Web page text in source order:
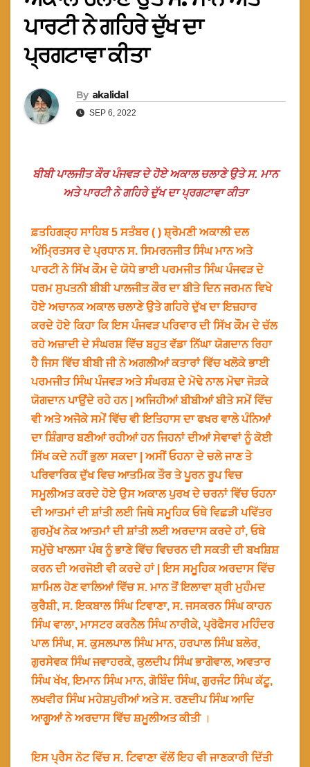
ਪਾਰਟੀ ਨੇ ਗਹਿਰੇ ਦੁੱਖ ਦਾ
ਪ੍ਰਗਟਾਵਾ ਕੀਤਾ
By akalidal
SEP 6, 2022
ਬੀਬੀ ਪਾਲਜੀਤ ਕੌਰ ਪੰਜਵੜ ਦੇ ਹੋਏ ਅਕਾਲ ਚਲਾਣੇ ਉਤੇ ਸ. ਮਾਨ
ਅਤੇ ਪਾਰਟੀ ਨੇ ਗਹਿਰੇ ਦੁੱਖ ਦਾ ਪ੍ਰਗਟਾਵਾ ਕੀਤਾ
ਫ਼ਤਹਿਗੜ੍ਹ ਸਾਹਿਬ 5 ਸਤੰਬਰ ( ) ਸ਼੍ਰੋਮਣੀ ਅਕਾਲੀ ਦਲ
ਅੰਮ੍ਰਿਤਸਰ ਦੇ ਪ੍ਰਧਾਨ ਸ. ਸਿਮਰਨਜੀਤ ਸਿੰਘ ਮਾਨ ਅਤੇ
ਪਾਰਟੀ ਨੇ ਸਿੱਖ ਕੌਮ ਦੇ ਯੋਧੇ ਭਾਈ ਪਰਮਜੀਤ ਸਿੰਘ ਪੰਜਵੜ ਦੇ
ਧਰਮ ਸੁਪਤਨੀ ਬੀਬੀ ਪਾਲਜੀਤ ਕੌਰ ਦਾ ਬੀਤੇ ਦਿਨ ਜਰਮਨ ਵਿਖੇ
ਹੋਏ ਅਚਾਨਕ ਅਕਾਲ ਚਲਾਣੇ ਉਤੇ ਗਹਿਰੇ ਦੁੱਖ ਦਾ ਇਜ਼ਹਾਰ
ਕਰਦੇ ਹੋਏ ਕਿਹਾ ਕਿ ਇਸ ਪੰਜਵੜ ਪਰਿਵਾਰ ਦੀ ਸਿੱਖ ਕੌਮ ਦੇ ਚੱਲ
ਰਹੇ ਅਜ਼ਾਦੀ ਦੇ ਸੰਘਰਸ਼ ਵਿੱਚ ਬਹੁਤ ਵੱਡਾ ਨਿੱਘਾ ਯੋਗਦਾਨ ਰਿਹਾ
ਹੈ ਜਿਸ ਵਿੱਚ ਬੀਬੀ ਜੀ ਨੇ ਅਗਲੀਆਂ ਕਤਾਰਾਂ ਵਿੱਚ ਖਲੋਕੇ ਭਾਈ
ਪਰਮਜੀਤ ਸਿੰਘ ਪੰਜਵੜ ਅਤੇ ਸੰਘਰਸ਼ ਦੇ ਮੋਢੇ ਨਾਲ ਮੋਢਾ ਜੋੜਕੇ
ਯੋਗਦਾਨ ਪਾਉਂਦੇ ਰਹੇ ਹਨ | ਅਜਿਹੀਆਂ ਬੀਬੀਆਂ ਬੀਤੇ ਸਮੇਂ ਵਿੱਚ
ਵੀ ਅਤੇ ਅਜੋਕੇ ਸਮੇਂ ਵਿੱਚ ਵੀ ਇਤਿਹਾਸ ਦਾ ਫਖਰ ਵਾਲੇ ਪੰਨਿਆਂ
ਦਾ ਸ਼ਿੰਗਾਰ ਬਣੀਆਂ ਰਹੀਆਂ ਹਨ ਜਿਹਨਾਂ ਦੀਆਂ ਸੇਵਾਵਾਂ ਨੂੰ ਕੋਈ
ਸਿੱਖ ਕਦੇ ਨਹੀਂ ਭੁਲਾ ਸਕਦਾ | ਅਸੀਂ ਓਹਨਾ ਦੇ ਚਲੇ ਜਾਣ ਤੇ
ਪਰਿਵਾਰਿਕ ਦੁੱਖ ਵਿਚ ਆਤਮਿਕ ਤੌਰ ਤੇ ਪੂਰਨ ਰੂਪ ਵਿਚ
ਸਮੂਲੀਅਤ ਕਰਦੇ ਹੋਏ ਉਸ ਅਕਾਲ ਪੁਰਖ ਦੇ ਚਰਨਾਂ ਵਿੱਚ ਓਹਨਾ
ਦੀ ਆਤਮਾਂ ਦੀ ਸ਼ਾਂਤੀ ਲਈ ਜਿਥੇ ਸਮੂਹਿਕ ਓਥੇ ਵਿਛੜੀ ਪਵਿੱਤਰ
ਗੁਰਮੁੱਖ ਨੇਕ ਆਤਮਾਂ ਦੀ ਸ਼ਾਂਤੀ ਲਈ ਅਰਦਾਸ ਕਰਦੇ ਹਾਂ, ਓਥੇ
ਸਮੁੱਚੇ ਖਾਲਸਾ ਪੰਥ ਨੂੰ ਭਾਣੇ ਵਿੱਚ ਵਿਚਰਨ ਦੀ ਸਕਤੀ ਦੀ ਬਖਸ਼ਿਸ਼
ਕਰਨ ਦੀ ਅਰਜੋਈ ਵੀ ਕਰਦੇ ਹਾਂ | ਇਸ ਸਮੂਹਿਕ ਅਰਦਾਸ ਵਿੱਚ
ਸ਼ਾਮਿਲ ਹੋਣ ਵਾਲਿਆਂ ਵਿੱਚ ਸ. ਮਾਨ ਤੋਂ ਇਲਾਵਾ ਸ਼੍ਰੀ ਮੁਹੰਮਦ
ਕੁਰੈਸ਼ੀ, ਸ. ਇਕਬਾਲ ਸਿੰਘ ਟਿਵਾਣਾ, ਸ. ਜਸਕਰਨ ਸਿੰਘ ਕਾਹਨ
ਸਿੰਘ ਵਾਲਾ, ਮਾਸਟਰ ਕਰਨੈਲ ਸਿੰਘ ਨਾਰੀਕੇ, ਪ੍ਰੋਫੈਸਰ ਮਹਿੰਦਰ
ਪਾਲ ਸਿੰਘ, ਸ. ਕੁਸਲਪਾਲ ਸਿੰਘ ਮਾਨ, ਹਰਪਾਲ ਸਿੰਘ ਬਲੇਰ,
ਗੁਰਸੇਵਕ ਸਿੰਘ ਜਵਾਹਰਕੇ, ਕੁਲਦੀਪ ਸਿੰਘ ਭਾਗੋਵਾਲ, ਅਵਤਾਰ
ਸਿੰਘ ਖੱਖ, ਇਮਾਨ ਸਿੰਘ ਮਾਨ, ਗੋਬਿੰਦ ਸਿੰਘ, ਗੁਰਜੰਟ ਸਿੰਘ ਕੱਟੂ,
ਲਖਵੀਰ ਸਿੰਘ ਮਹੇਸ਼ਪੁਰੀਆਂ ਅਤੇ ਸ. ਰਣਦੀਪ ਸਿੰਘ ਆਦਿ
ਆਗੂਆਂ ਨੇ ਅਰਦਾਸ ਵਿੱਚ ਸ਼ਮੂਲੀਅਤ ਕੀਤੀ ।
ਇਸ ਪ੍ਰੈਸ ਨੋਟ ਵਿੱਚ ਸ. ਟਿਵਾਣਾ ਵੱਲੋਂ ਇਹ ਵੀ ਜਾਣਕਾਰੀ ਦਿੱਤੀ